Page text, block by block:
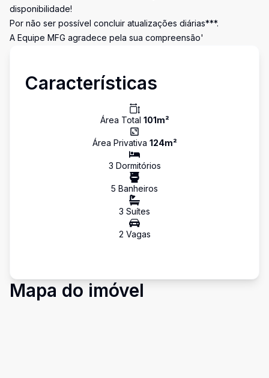
disponibilidade!
Por não ser possível concluir atualizações diárias***.
A Equipe MFG agradece pela sua compreensão'
Características
Área Total 101m²
Área Privativa 124m²
3 Dormitórios
5 Banheiros
3 Suítes
2 Vagas
Mapa do imóvel